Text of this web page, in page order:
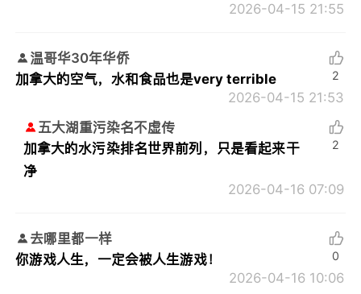
2026-04-15 21:55
温哥华30年华侨
加拿大的空气，水和食品也是very terrible
2026-04-15 21:53
2
五大湖重污染名不虚传
加拿大的水污染排名世界前列，只是看起来干
净
2026-04-16 07:09
2
去哪里都一样
你游戏人生，一定会被人生游戏！
2026-04-16 10:06
0